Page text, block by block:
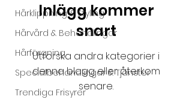
Hårklippning & Styling
Hårvård & Behandlingar
Hårfärgning
Specialbehandlingar & Tjänster
Trendiga Frisyrer
Inlägg kommer
snart
Utforska andra kategorier i
denna blogg eller återkom
senare.